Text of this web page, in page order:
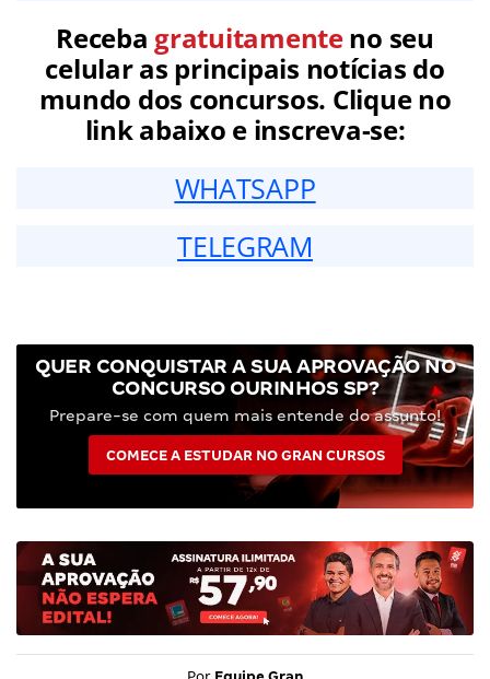
Receba gratuitamenteno seu
celular as principais notícias do
mundo dos concursos. Clique no
link abaixo e inscreva-se:
WHATSAPP
TELEGRAM
QUER CONQUISTAR A SUA APROVAÇÃO NO
CONCURSO OURINHOS SP?
Prepare-se com quem mais entende do assunto!
COMECE A ESTUDAR NO GRAN CURSOS